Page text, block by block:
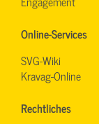
Online-Services
SVG-Wiki
Kravag-Online
Rechtliches